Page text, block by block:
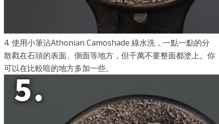
4. 使用小筆沾Athonian Camoshade 綠水洗，一點一點的分
散戳在石頭的表面、側面等地方，但千萬不要整面都塗上。你
可以在比較暗的地方多加一些。